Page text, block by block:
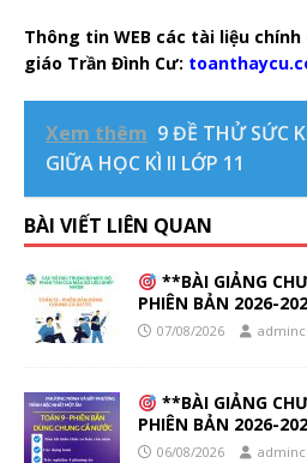
Thông tin WEB các tài liệu
giáo Trần Đình Cư:
Xem thêm 9 ĐỀ THỬ SỨC
GIỮA HỌC KÌ II LỚP 11
BÀI VIẾT LIÊN QUAN
**BÀI GIẢNG
PHIÊN BẢN 2026-
07/08/2026
**BÀI GIẢNG
PHIÊN BẢN 2026-
06/08/2026